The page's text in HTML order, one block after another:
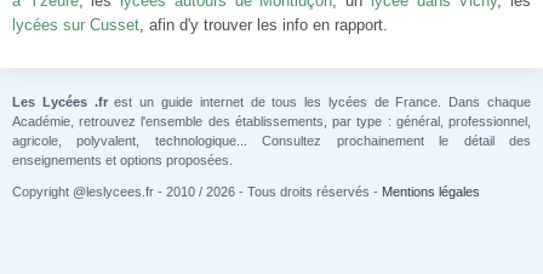
lycées sur Cusset, afin d'y trouver les info en rapport.
Les Lycées .frest un guide internet de tous les lycées de France. Dans chaque
Académie, retrouvez l'ensemble des établissements, par type : général, professionnel,
agricole, polyvalent, technologique... Consultez prochainement le détail des
enseignements et options proposées.
Copyright @leslycees.fr - 2010 / 2026 - Tous droits réservés - Mentions légales